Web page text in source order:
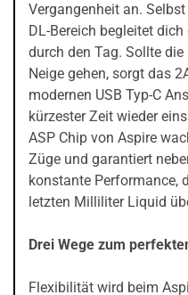
Vergangenheit an.
DL-Bereich begleitet
durch den Tag. Sollte
Neige gehen, sorgt das
modernen USB Typ-C
kürzester Zeit wieder
ASP Chip von Aspire
Züge und garantiert
konstante Performance,
letzten Milliliter Liquid
Drei Wege zum
Flexibilität wird beim